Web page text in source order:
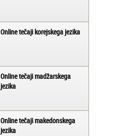
Online tečaji korejskega jezika
Online tečaji madžarskega
jezika
Online tečaji makedonskega
jezika